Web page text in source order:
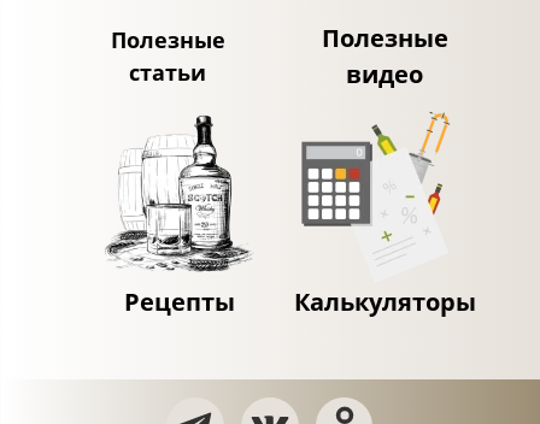
Полезные
статьи
Полезные
видео
Рецепты Калькуляторы